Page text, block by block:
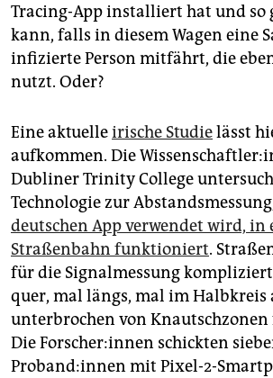
Tracing-App installiert hat und so
kann, falls in diesem Wagen eine
infizierte Person mitfährt, die
nutzt. Oder?
Eine aktuelleirische Studielässt
aufkommen. Die
Dubliner Trinity College
Technologie zur
deutschen App verwendet wird, in
Straßenbahn funktioniert.
für die Signalmessung
quer, mal längs, mal im Halbkreis
unterbrochen von Knautschzonen
Die Forscher:innen schickten
Proband:innen mit Pixel-2-